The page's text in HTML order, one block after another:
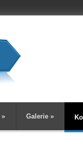
» Galerie »